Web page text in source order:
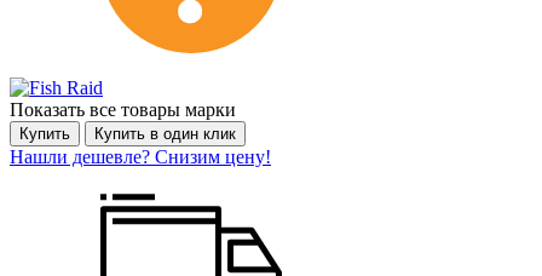
Показать все товары марки
Купить Купить в один клик
Нашли дешевле? Снизим цену!